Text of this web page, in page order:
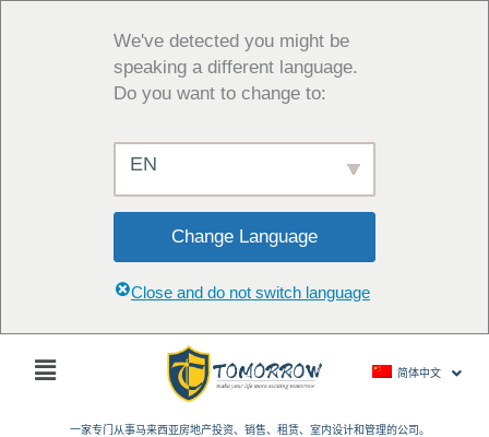
We've detected you might be
speaking a different language.
Do you want to change to:
EN
Change Language
Close and do not switch language
主
简体中文
一家专门从事马来西亚房地产投资、销售、租赁、室内设计和管理的公司。